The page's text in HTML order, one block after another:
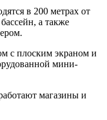
в 200 метрах от
а также
с плоским экраном и
мини-
магазины и